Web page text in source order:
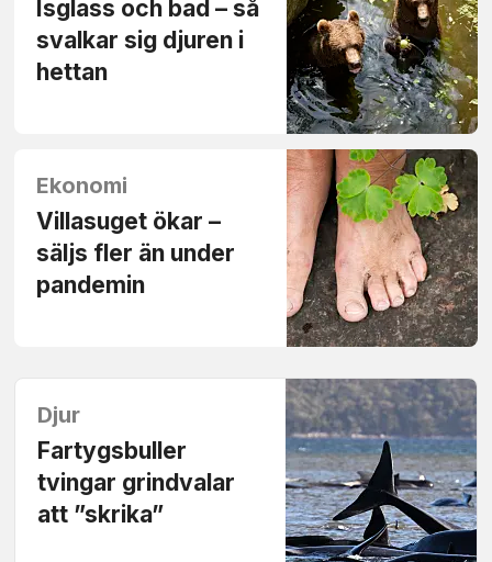
Isglass och bad – så
svalkar sig djuren i
hettan
Ekonomi
Villasuget ökar –
säljs fler än under
pandemin
Djur
Fartygsbuller
tvingar grindvalar
att ”skrika”